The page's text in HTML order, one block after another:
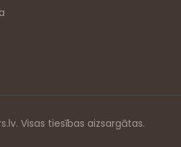
Visas tiesības aizsargātas.